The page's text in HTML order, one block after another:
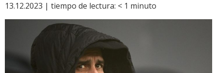
13.12.2023 | tiempo de lectura: < 1 minuto